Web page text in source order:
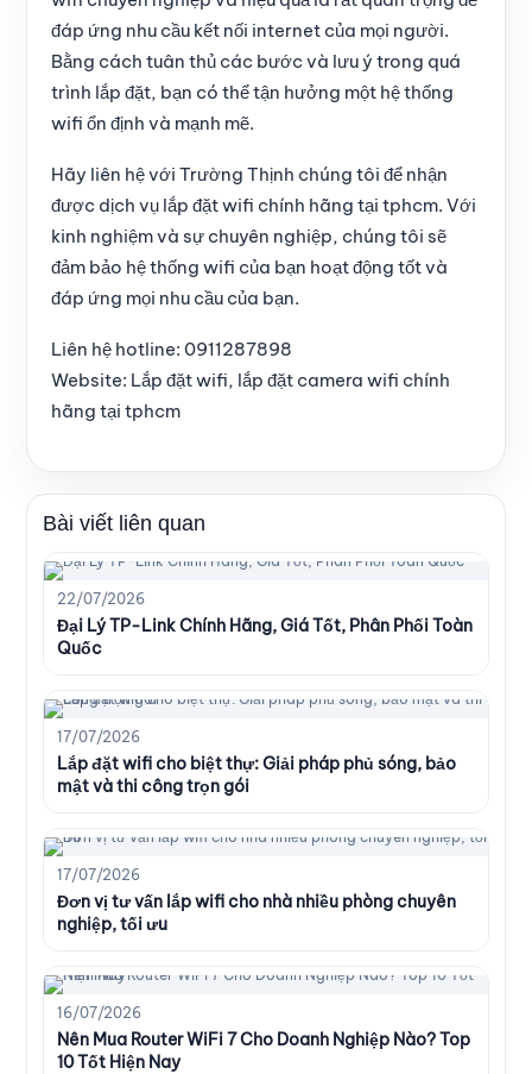
đáp ứng nhu cầu kết nối internet của mọi người.
Bằng cách tuân thủ các bước và lưu ý trong quá
trình lắp đặt, bạn có thể tận hưởng một hệ thống
wifi ổn định và mạnh mẽ.
Hãy liên hệ với Trường Thịnh chúng tôi để nhận
được dịch vụ lắp đặt wifi chính hãng tại tphcm. Với
kinh nghiệm và sự chuyên nghiệp, chúng tôi sẽ
đảm bảo hệ thống wifi của bạn hoạt động tốt và
đáp ứng mọi nhu cầu của bạn.
Liên hệ hotline: 0911287898
Website: Lắp đặt wifi, lắp đặt camera wifi chính
hãng tại tphcm
Bài viết liên quan
22/07/2026
Đại Lý TP-Link Chính Hãng, Giá Tốt, Phân Phối Toàn
Quốc
17/07/2026
Lắp đặt wifi cho biệt thự: Giải pháp phủ sóng, bảo
mật và thi công trọn gói
17/07/2026
Đơn vị tư vấn lắp wifi cho nhà nhiều phòng chuyên
nghiệp, tối ưu
16/07/2026
Nên Mua Router WiFi 7 Cho Doanh Nghiệp Nào? Top
10 Tốt Hiện Nay